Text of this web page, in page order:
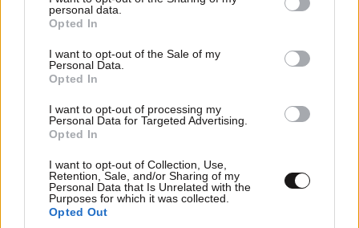
grant or deny consent to Google and its third-party tags to
use your data for below specified purposes in below Google
consent section.
personal data.
Opted In
I want to opt-out of the Sale of my
Personal Data.
Opted In
I want to opt-out of processing my
Personal Data for Targeted Advertising.
Opted In
I want to opt-out of Collection, Use,
Retention, Sale, and/or Sharing of my
Personal Data that Is Unrelated with the
Purposes for which it was collected.
Opted Out
LIFESTYLE 06·08·2026 18:51
Χρίστος Κούγιας – Η αυστηρή ανακοίνωση για
την προσωπική του ζωή: «Δεν αποτελεί
αντικείμενο δημόσιας συζήτησης»